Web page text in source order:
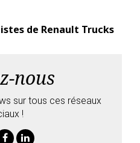
de Renault Trucks
nous
sur tous ces réseaux
!